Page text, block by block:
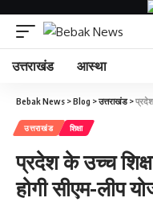
उत्तराखंड आस्था
Bebak News >Blog >उत्तराखंड>प्रदेश
उत्तराखंड शिक्षा
प्रदेश के उच्च
होगी सीएम-लीप